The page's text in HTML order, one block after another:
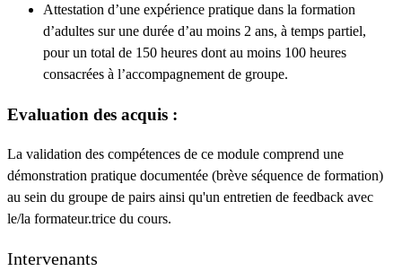
Attestation d’une expérience pratique dans la formation
d’adultes sur une durée d’au moins 2 ans, à temps partiel,
pour un total de 150 heures dont au moins 100 heures
consacrées à l’accompagnement de groupe.
Evaluation des acquis :
La validation des compétences de ce module comprend une
démonstration pratique documentée (brève séquence de formation)
au sein du groupe de pairs ainsi qu'un entretien de feedback avec
le/la formateur.trice du cours.
Intervenants